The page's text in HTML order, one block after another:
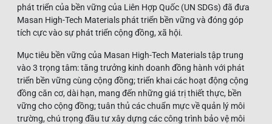
phát triển của bền vững của Liên Hợp Quốc (UN SDGs) đã đưa
Masan High-Tech Materials phát triển bền vững và đóng góp
tích cực vào sự phát triển cộng đồng, xã hội.
Mục tiêu bền vững của Masan High-Tech Materials tập trung
vào 3 trọng tâm: tăng trưởng kinh doanh đồng hành với phát
triển bền vững cùng cộng đồng; triển khai các hoạt động cộng
đồng căn cơ, dài hạn, mang đến những giá trị thiết thực, bền
vững cho cộng đồng; tuân thủ các chuẩn mực về quản lý môi
trường, chú trọng đầu tư xây dựng các công trình bảo vệ môi